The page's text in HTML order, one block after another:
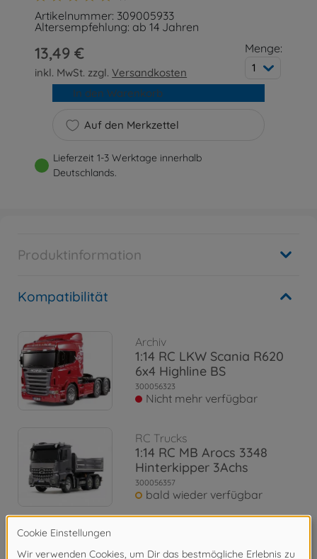
Artikelnummer: 309005933
Altersempfehlung: ab 14 Jahren
13,49 €
inkl. MwSt. zzgl.Versandkosten
Menge:
1
Auf den Merkzettel
In den Warenkorb
Lieferzeit 1-3 Werktage innerhalb
Deutschlands.
Produktinformation
Kompatibilität
Archiv
1:14 RC LKW Scania R620
6x4 Highline BS
300056323
Nicht mehr verfügbar
RC Trucks
1:14 RC MB Arocs 3348
Hinterkipper 3Achs
300056357
bald wieder verfügbar